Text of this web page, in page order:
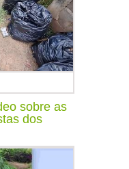
sobre as
dos